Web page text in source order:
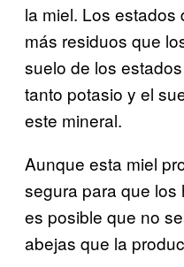
la miel. Los
más residuos que
suelo de los
tanto potasio y el
este mineral.
Aunque esta miel
segura para que
es posible que no
abejas que la